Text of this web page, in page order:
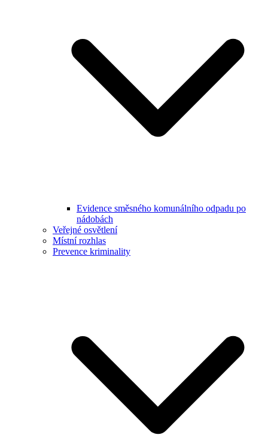
Evidence směsného komunálního odpadu po
nádobách
Veřejné osvětlení
Místní rozhlas
Prevence kriminality